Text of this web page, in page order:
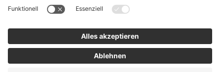
Lieferkette
Barrierefreiheitserklärung
Code of Conduct